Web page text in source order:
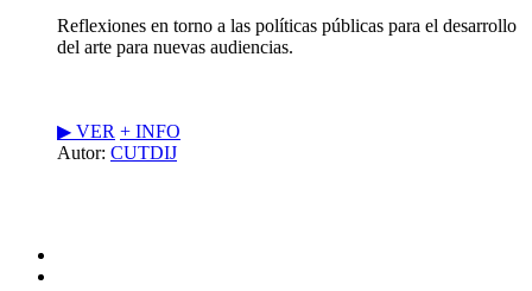
Reflexiones en torno a las políticas públicas para el desarrollo
del arte para nuevas audiencias.
▶︎ VER + INFO
Autor: CUTDIJ